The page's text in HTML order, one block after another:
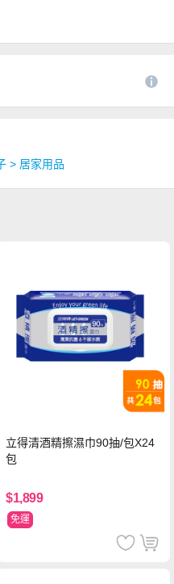
> 居家用品
立得清酒精擦濕巾90抽/包X24
包
$1,899
免運